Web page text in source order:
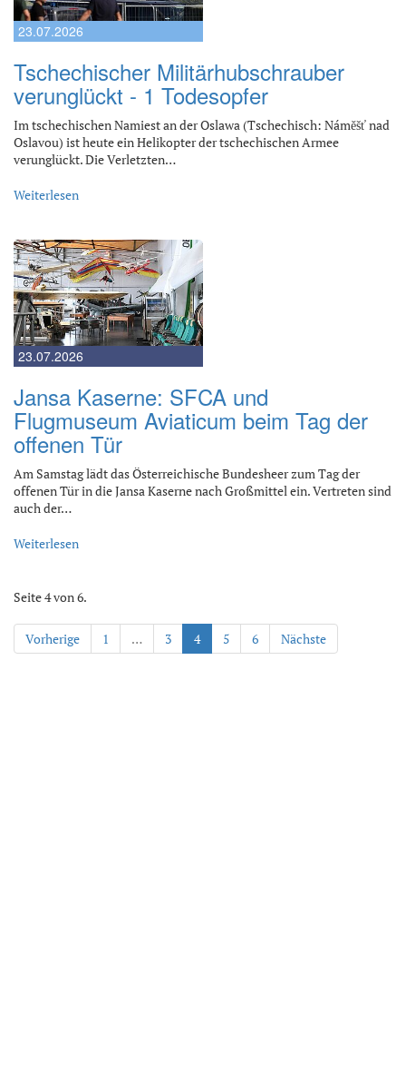
23.07.2026
Tschechischer Militärhubschrauber
verunglückt - 1 Todesopfer
Im tschechischen Namiest an der Oslawa (Tschechisch: Náměšť nad
Oslavou) ist heute ein Helikopter der tschechischen Armee
verunglückt. Die Verletzten…
Weiterlesen
23.07.2026
Jansa Kaserne: SFCA und
Flugmuseum Aviaticum beim Tag der
offenen Tür
Am Samstag lädt das Österreichische Bundesheer zum Tag der
offenen Tür in die Jansa Kaserne nach Großmittel ein. Vertreten sind
auch der…
Weiterlesen
Seite 4 von 6.
Vorherige 1 … 3 4 5 6 Nächste